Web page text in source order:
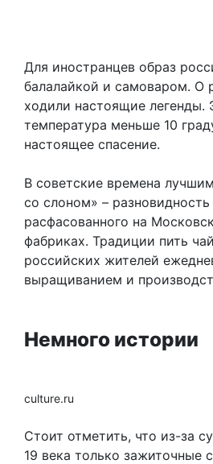
Для иностранцев образ
балалайкой и самоваром. О
ходили настоящие легенды.
температура меньше 10
настоящее спасение.
В советские времена
со слоном» –
расфасованного на
фабриках. Традиции пить
российских жителей
выращиванием и
Немного истории
culture.ru
Стоит отметить, что из-за
19 века только зажиточные